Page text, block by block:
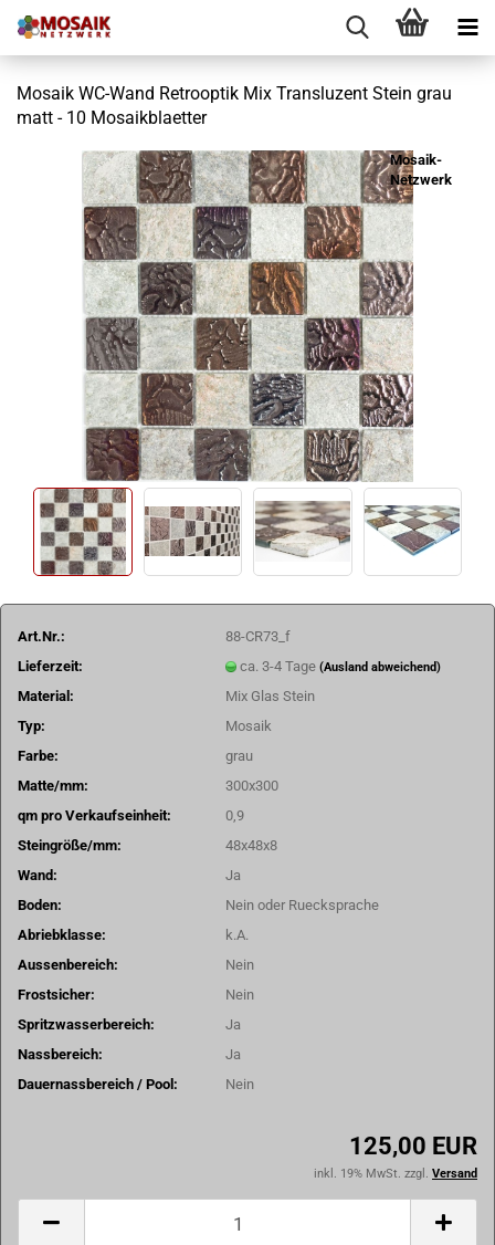
Mosaik WC-Wand Retrooptik Mix Transluzent Stein grau
matt - 10 Mosaikblaetter
Mosaik-
Netzwerk
Art.Nr.:
88-CR73_f
Lieferzeit:
ca. 3-4 Tage(Ausland abweichend)
Material:
Mix Glas Stein
Typ:
Mosaik
Farbe:
grau
Matte/mm:
300x300
qm pro Verkaufseinheit:
0,9
Steingröße/mm:
48x48x8
Wand:
Ja
Boden:
Nein oder Ruecksprache
Abriebklasse:
k.A.
Aussenbereich:
Nein
Frostsicher:
Nein
Spritzwasserbereich:
Ja
Nassbereich:
Ja
Dauernassbereich / Pool:
Nein
125,00 EUR
inkl. 19% MwSt. zzgl. Versand